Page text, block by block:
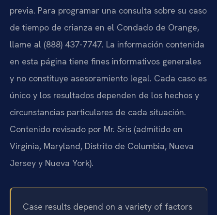
previa. Para programar una consulta sobre su caso
de tiempo de crianza en el Condado de Orange,
llame al (888) 437-7747. La información contenida
en esta página tiene fines informativos generales
y no constituye asesoramiento legal. Cada caso es
único y los resultados dependen de los hechos y
circunstancias particulares de cada situación.
Contenido revisado por Mr. Sris (admitido en
Virginia, Maryland, Distrito de Columbia, Nueva
Jersey y Nueva York).
Case results depend on a variety of factors